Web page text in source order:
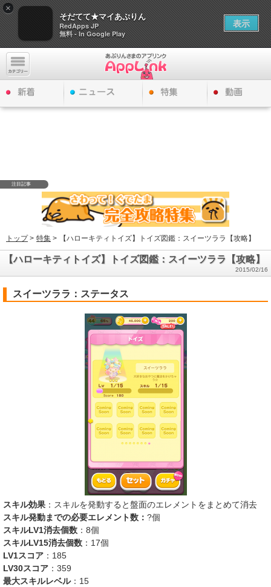
×
そだてて★マイあぷりん
RedApps JP
無料 - In Google Play
表示
注目記事
トップ> 特集 > 【ハローキティトイズ】トイズ図鑑：スイーツララ【攻略】
【ハローキティトイズ】トイズ図鑑：スイーツララ【攻略】
2015/02/16
スイーツララ：ステータス
スキル効果 ：スキルを発動すると盤面のエレメントをまとめて消去
スキル発動までの必要エレメント数： ?個
スキルLV1消去個数 ：8個
スキルLV15消去個数 ：17個
LV1スコア ：185
LV30スコア ：359
最大スキルレベル：15